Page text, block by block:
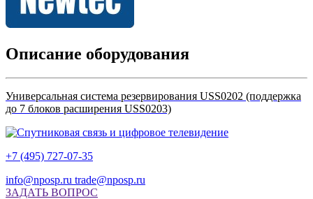
Описание оборудования
Универсальная система резервирования USS0202 (поддержка
до 7 блоков расширения USS0203)
+7 (495) 727-07-35
info@nposp.ru trade@nposp.ru
ЗАДАТЬ ВОПРОС